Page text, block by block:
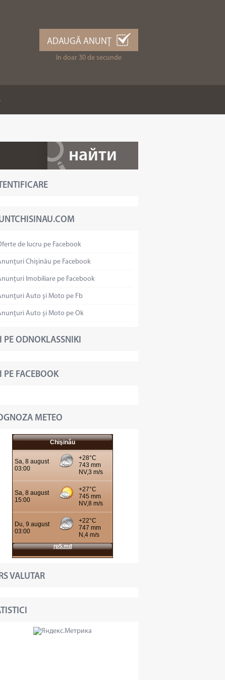
ADAUGĂ ANUNŢ
în doar 30 de secunde
de lucru pe Facebook
Chişinău pe Facebook
Imobiliare pe Facebook
Auto şi Moto pe Fb
Auto şi Moto pe Ok
PE ODNOKLASSNIKI
PE FACEBOOK
METEO
Chişinău
VALUTAR